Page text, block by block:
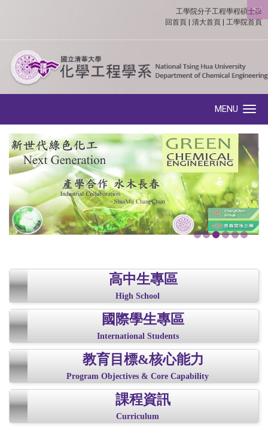
:::
工學院分子工程學程碩士班
回首頁
清大首頁 工學院首頁
MENU
高中生專區
High School
國際學生專區
International Students
教育目標&核心能力
Program Objectives & Core Capability
課程資訊
Curriculum